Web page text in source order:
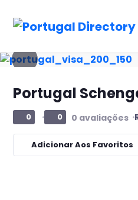
Portugal
0 0 0 avaliações
Adicionar Aos Favoritos